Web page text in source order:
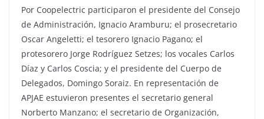
Por Coopelectric participaron el presidente del Consejo
de Administración, Ignacio Aramburu; el prosecretario
Oscar Angeletti; el tesorero Ignacio Pagano; el
protesorero Jorge Rodríguez Setzes; los vocales Carlos
Díaz y Carlos Coscia; y el presidente del Cuerpo de
Delegados, Domingo Soraiz. En representación de
APJAE estuvieron presentes el secretario general
Norberto Manzano; el secretario de Organización,